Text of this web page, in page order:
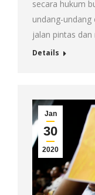
secara hukum
undang-
jalan pintas
Details
Jan
30
2020